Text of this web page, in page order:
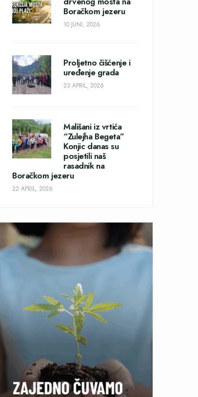
Boračkom jezeru
10 JUNI, 2026
Proljetno čišćenje i
uređenje grada
23 APRIL, 2026
Mališani iz vrtića
“Zulejha Begeta”
Konjic danas su
posjetili naš
rasadnik na
Boračkom jezeru
22 APRIL, 2026